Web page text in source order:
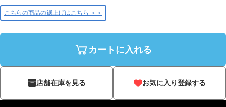
こちらの商品の裾上げはこちら ＞＞
カートに入れる
店舗在庫を見る お気に入り登録する